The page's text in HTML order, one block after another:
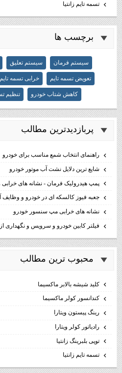
تسمه تایم زانتیا
برچسب ها
سیستم فرمان سیستم تعلیق
تعویض تسمه تایم خرابی تسمه تایم
کاهش شتاب خودرو تنظیم
پربازديدترين مطالب
راهنمای انتخاب شمع مناسب برای خودرو
شایع ترین دلایل نشت آب موتور خودرو
پمپ هیدرولیک فرمان - نشانه های خرابی
جعبه فیوز کالسکه ای در خودرو و وظایف
نشانه های خرابی مپ سنسور خودرو
فیلتر کابین خودرو و سرویس و نگهداری
محبوب ترين مطالب
كليد شيشه بالابر ماكسيما
كندانسور كولر ماكسيما
رینگ پیستون ویتارا
رادیاتور کولر ویتارا
توپی بلبرینگ زانتیا
تسمه تایم زانتیا